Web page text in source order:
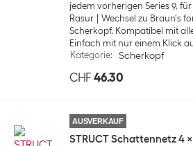
jedem vorherigen Series 9,
Rasur
Wechsel zu Braun's
Scherkopf. Kompatibel mit
Einfach mit nur einem Klick
Kategorie: Scherkopf
CHF 46.30
AUSVERKAUF
STRUCT Schattennetz 4